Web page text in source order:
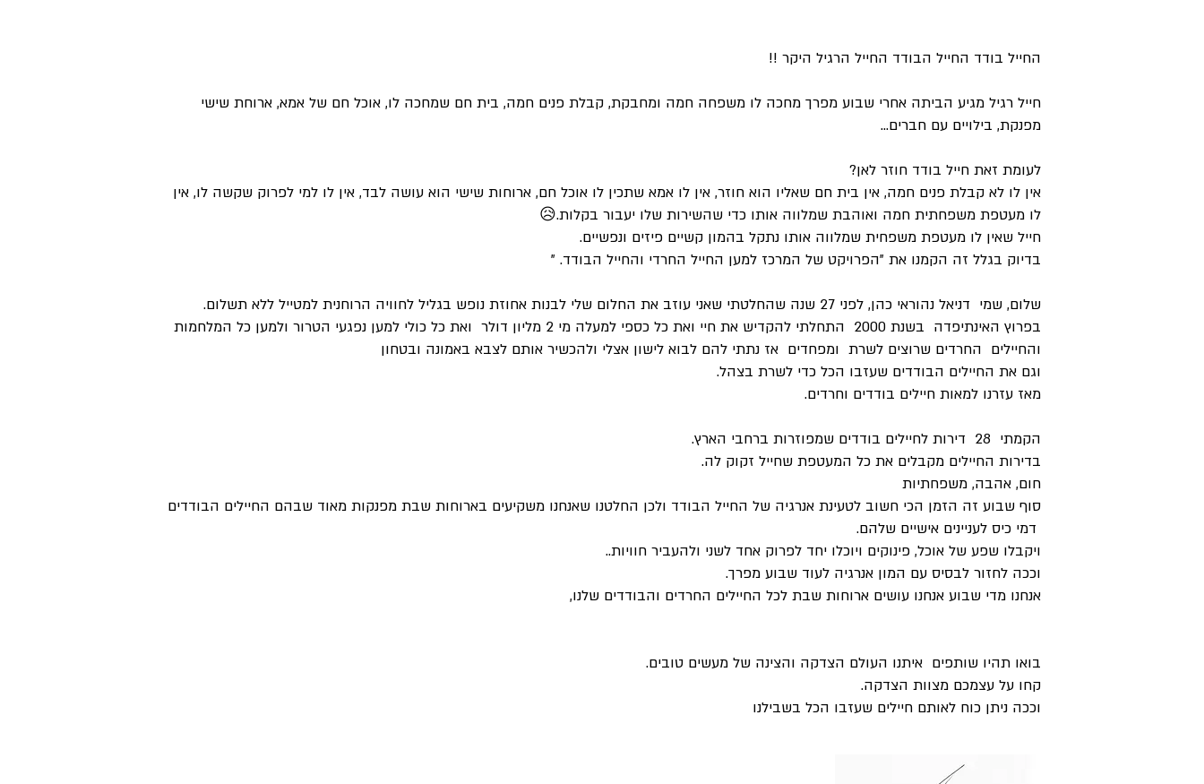
החייל בודד החייל הבודד החייל הרגיל היקר !!
חייל רגיל מגיע הביתה אחרי שבוע מפרך מחכה לו משפחה חמה ומחבקת, קבלת פנים חמה, בית חם שמחכה לו, אוכל חם של אמא, ארוחת שישי
מפנקת, בילויים עם חברים...
לעומת זאת חייל בודד חוזר לאן?
אין לו לא קבלת פנים חמה, אין בית חם שאליו הוא חוזר, אין לו אמא שתכין לו אוכל חם, ארוחות שישי הוא עושה לבד, אין לו למי לפרוק שקשה לו, אין
לו מעטפת משפחתית חמה ואוהבת שמלווה אותו כדי שהשירות שלו יעבור בקלות.😥
חייל שאין לו מעטפת משפחית שמלווה אותו נתקל בהמון קשיים פיזים ונפשיים.
בדיוק בגלל זה הקמנו את "הפרויקט של המרכז למען החייל החרדי והחייל הבודד. "
שלום, שמי דניאל נהוראי כהן, לפני 27 שנה שהחלטתי שאני עוזב את החלום שלי לבנות אחוזת נופש בגליל לחוויה הרוחנית למטייל ללא תשלום.
בפרוץ האינתיפדה בשנת 2000 התחלתי להקדיש את חיי ואת כל כספי למעלה מי 2 מליון דולר ואת כל כולי למען נפגעי הטרור ולמען כל המלחמות
והחיילים החרדים שרוצים לשרת ומפחדים אז נתתי להם לבוא לישון אצלי ולהכשיר אותם לצבא באמונה ובטחון
וגם את החיילים הבודדים שעזבו הכל כדי לשרת בצהל.
מאז עזרנו למאות חיילים בודדים וחרדים.
הקמתי 28 דירות לחיילים בודדים שמפוזרות ברחבי הארץ.
בדירות החיילים מקבלים את כל המעטפת שחייל זקוק לה.
חום, אהבה, משפחתיות
סוף שבוע זה הזמן הכי חשוב לטעינת אנרגיה של החייל הבודד ולכן החלטנו שאנחנו משקיעים בארוחות שבת מפנקות מאוד שבהם החיילים הבודדים
דמי כיס לעניינים אישיים שלהם.
ויקבלו שפע של אוכל, פינוקים ויוכלו יחד לפרוק אחד לשני ולהעביר חוויות..
וככה לחזור לבסיס עם המון אנרגיה לעוד שבוע מפרך.
אנחנו מדי שבוע אנחנו עושים ארוחות שבת לכל החיילים החרדים והבודדים שלנו,
בואו תהיו שותפים איתנו העולם הצדקה והצינה של מעשים טובים.
קחו על עצמכם מצוות הצדקה.
וככה ניתן כוח לאותם חיילים שעזבו הכל בשבילנו